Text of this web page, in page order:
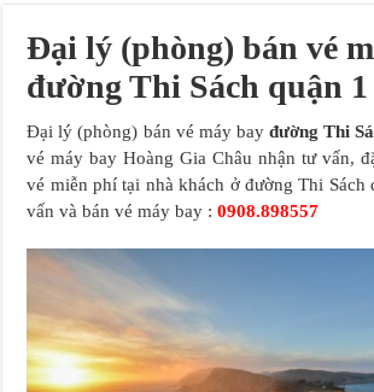
Đại lý (phòng) bán vé
đường Thi Sách quận 1
Đại lý (phòng) bán vé máy bayđường Thi
vé máy bay Hoàng Gia Châu nhận tư vấn,
vé miễn phí tại nhà khách ở đường Thi Sách
vấn và bán vé máy bay :0908.898557